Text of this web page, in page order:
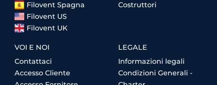
Filovent Spagna
Filovent US
Filovent UK
Costruttori
VOI E NOI
Contattaci
Accesso Cliente
LEGALE
Informazioni legali
Condizioni Generali -